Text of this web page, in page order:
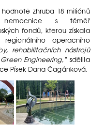
zhruba 18 miliónů
nemocnice s téměř
fondů, kterou získala
regionálního operačního
rehabilitačních nástrojů
Engineering,“sdělila
Písek Dana Čagánková.